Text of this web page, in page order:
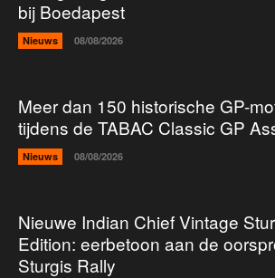
bij Boedapest
Nieuws 08/08/2026
Meer dan 150 historische GP-
tijdens de TABAC Classic GP
Nieuws 08/08/2026
Nieuwe Indian Chief Vintage
Edition: eerbetoon aan de
Sturgis Rally